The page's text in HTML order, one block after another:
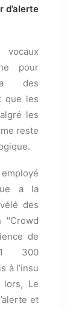
d’alerte
vocaux
pour
des
que les
les
reste
a la
des
"Crowd
de
300
à l’insu
lors, Le
et